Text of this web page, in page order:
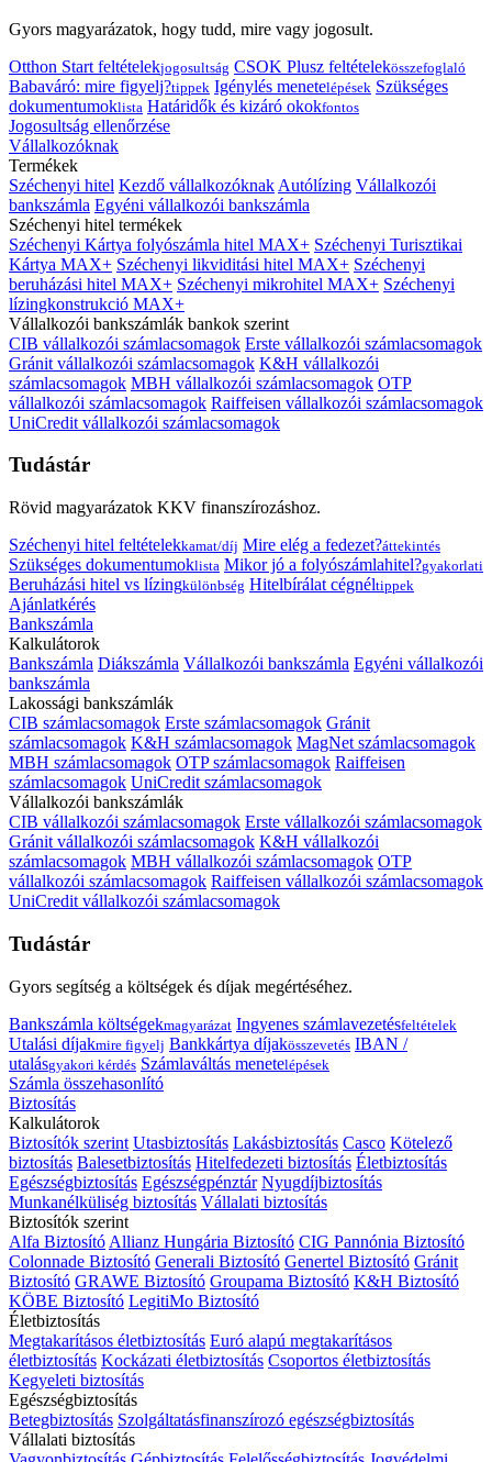
Gyors magyarázatok, hogy tudd, mire vagy jogosult.
Otthon Start feltételekjogosultság CSOK Plusz feltételekösszefoglaló
Babaváró: mire figyelj?tippek Igénylés menetelépések Szükséges
dokumentumoklista Határidők és kizáró okokfontos
Jogosultság ellenőrzése
Vállalkozóknak
Termékek
Széchenyi hitel Kezdő vállalkozóknak Autólízing Vállalkozói
bankszámla Egyéni vállalkozói bankszámla
Széchenyi hitel termékek
Széchenyi Kártya folyószámla hitel MAX+ Széchenyi Turisztikai
Kártya MAX+ Széchenyi likviditási hitel MAX+ Széchenyi
beruházási hitel MAX+ Széchenyi mikrohitel MAX+ Széchenyi
lízingkonstrukció MAX+
Vállalkozói bankszámlák bankok szerint
CIB vállalkozói számlacsomagok Erste vállalkozói számlacsomagok
Gránit vállalkozói számlacsomagok K&H vállalkozói
számlacsomagok MBH vállalkozói számlacsomagok OTP
vállalkozói számlacsomagok Raiffeisen vállalkozói számlacsomagok
UniCredit vállalkozói számlacsomagok
Tudástár
Rövid magyarázatok KKV finanszírozáshoz.
Széchenyi hitel feltételekkamat/díj Mire elég a fedezet?áttekintés
Szükséges dokumentumoklista Mikor jó a folyószámlahitel?gyakorlati
Beruházási hitel vs lízingkülönbség Hitelbírálat cégnéltippek
Ajánlatkérés
Bankszámla
Kalkulátorok
Bankszámla Diákszámla Vállalkozói bankszámla Egyéni vállalkozói
bankszámla
Lakossági bankszámlák
CIB számlacsomagok Erste számlacsomagok Gránit
számlacsomagok K&H számlacsomagok MagNet számlacsomagok
MBH számlacsomagok OTP számlacsomagok Raiffeisen
számlacsomagok UniCredit számlacsomagok
Vállalkozói bankszámlák
CIB vállalkozói számlacsomagok Erste vállalkozói számlacsomagok
Gránit vállalkozói számlacsomagok K&H vállalkozói
számlacsomagok MBH vállalkozói számlacsomagok OTP
vállalkozói számlacsomagok Raiffeisen vállalkozói számlacsomagok
UniCredit vállalkozói számlacsomagok
Tudástár
Gyors segítség a költségek és díjak megértéséhez.
Bankszámla költségekmagyarázat Ingyenes számlavezetésfeltételek
Utalási díjakmire figyelj Bankkártya díjakösszevetés IBAN /
utalásgyakori kérdés Számlaváltás menetelépések
Számla összehasonlító
Biztosítás
Kalkulátorok
Biztosítók szerint Utasbiztosítás Lakásbiztosítás Casco Kötelező
biztosítás Balesetbiztosítás Hitelfedezeti biztosítás Életbiztosítás
Egészségbiztosítás Egészségpénztár Nyugdíjbiztosítás
Munkanélküliség biztosítás Vállalati biztosítás
Biztosítók szerint
Alfa Biztosító Allianz Hungária Biztosító CIG Pannónia Biztosító
Colonnade Biztosító Generali Biztosító Genertel Biztosító Gránit
Biztosító GRAWE Biztosító Groupama Biztosító K&H Biztosító
KÖBE Biztosító LegitiMo Biztosító
Életbiztosítás
Megtakarításos életbiztosítás Euró alapú megtakarításos
életbiztosítás Kockázati életbiztosítás Csoportos életbiztosítás
Kegyeleti biztosítás
Egészségbiztosítás
Betegbiztosítás Szolgáltatásfinanszírozó egészségbiztosítás
Vállalati biztosítás